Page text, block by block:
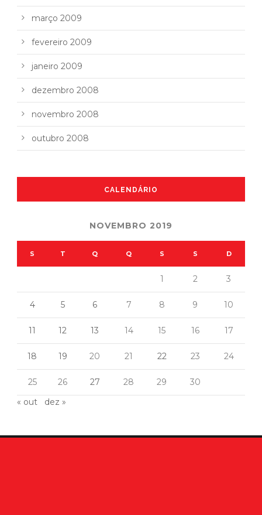
março 2009
fevereiro 2009
janeiro 2009
dezembro 2008
novembro 2008
outubro 2008
CALENDÁRIO
NOVEMBRO 2019
S T Q Q S S D
1 2 3
4 5 6 7 8 9 10
11 12 13 14 15 16 17
18 19 20 21 22 23 24
25 26 27 28 29
30
« out
dez »